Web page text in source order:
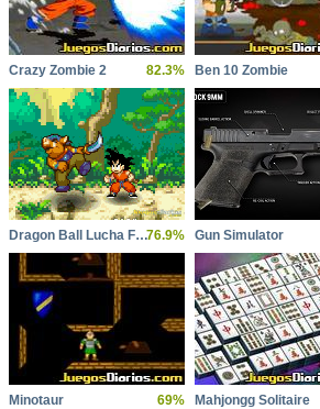
Crazy Zombie 2 82.3% Ben 10 Zombie
Dragon Ball Lucha Feroz 276.9% Gun Simulator
Minotaur 69% Mahjongg Solitaire